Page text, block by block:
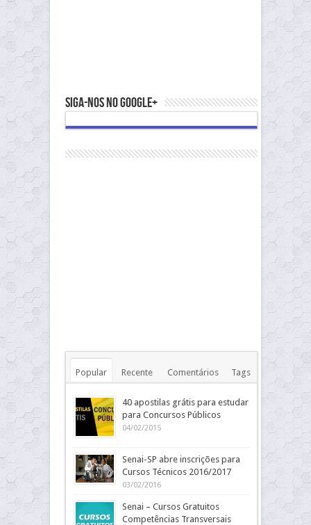
Siga-nos no Google+
Popular Recente Comentários Tags
40 apostilas grátis para estudar
para Concursos Públicos
04/02/2015
Senai-SP abre inscrições para
Cursos Técnicos 2016/2017
03/02/2016
Senai – Cursos Gratuitos
Competências Transversais